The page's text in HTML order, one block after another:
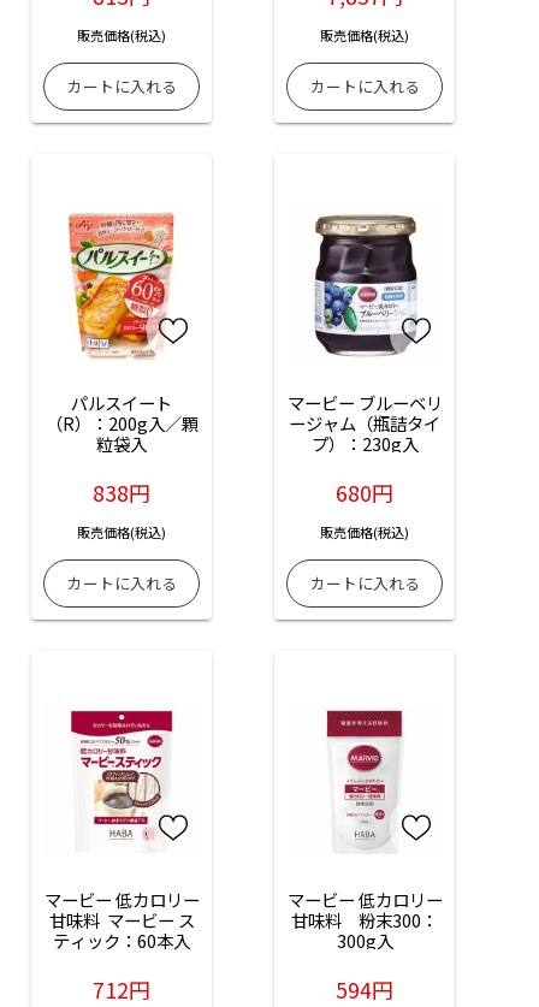
販売価格(税込) 販売価格(税込)
パルスイート
（R）：200g入／顆
粒袋入
838円
販売価格(税込)
マービー ブルーベリ
ージャム（瓶詰タイ
プ）：230g入
680円
販売価格(税込)
マービー 低カロリー
甘味料  マービー ス
ティック：60本入
712円
マービー 低カロリー
甘味料　粉末300：
300g入
594円